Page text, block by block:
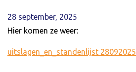
28 september, 2025
Hier komen ze weer:
uitslagen_en_standenlijst 28092025